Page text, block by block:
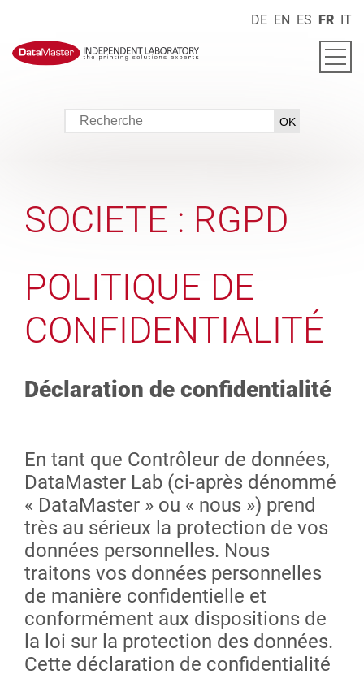
DE EN ES FR IT
SOCIETE : RGPD
POLITIQUE DE
CONFIDENTIALITÉ
Déclaration de confidentialité
En tant que Contrôleur de données,
DataMaster Lab (ci-après dénommé
« DataMaster » ou « nous ») prend
très au sérieux la protection de vos
données personnelles. Nous
traitons vos données personnelles
de manière confidentielle et
conformément aux dispositions de
la loi sur la protection des données.
Cette déclaration de confidentialité